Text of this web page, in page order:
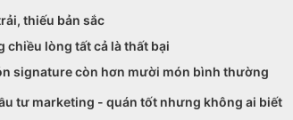
thiếu bản sắc
chiều lòng tất cả là thất bại
signature còn hơn mười món bình thường
tư marketing - quán tốt nhưng không ai biết